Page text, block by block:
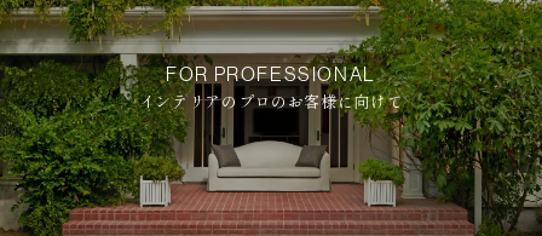
FOR PROFESSIONAL
インテリアのプロのお客様に向けて